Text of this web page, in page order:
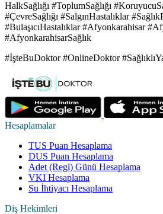
HalkSağlığı #ToplumSağlığı
#ÇevreSağlığı #SalgınHastalıklar
#BulaşıcıHastalıklar #Afyonkarahisar
#AfyonkarahisarSağlık
#İşteBuDoktor #OnlineDoktor
Hesaplamalar
TUS Puan Hesaplama
DUS Puan Hesaplama
Adet (Regl) Günü Hesaplama
VKI Hesaplama
Su İhtiyacı Hesaplama
Diş Hekimleri